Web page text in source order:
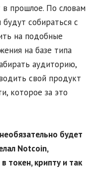
в прошлое. По словам
собираться с
на подобные
на базе типа
аудиторию,
свой продукт
которое за это
будет
Notcoin,
токен, крипту и так